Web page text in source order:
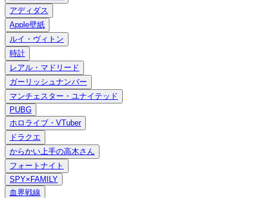
アディダス
Apple壁紙
ルイ・ヴィトン
時計
レアル・マドリード
ガーリッシュナンバー
マンチェスター・ユナイテッド
PUBG
ホロライブ・VTuber
ドラクエ
からかい上手の高木さん
フォートナイト
SPY×FAMILY
血界戦線